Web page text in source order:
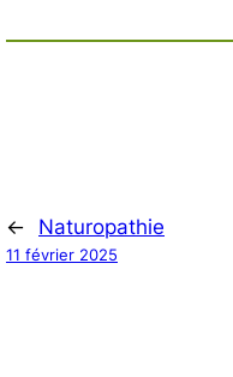
← Naturopathie
11 février 2025